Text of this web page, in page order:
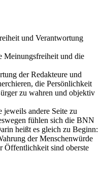
und Verantwortung
Meinungsfreiheit und die
der Redakteure und
die Persönlichkeit
zu wahren und objektiv
jeweils andere Seite zu
fühlen sich die BNN
heißt es gleich zu Beginn:
der Menschenwürde
Öffentlichkeit sind oberste